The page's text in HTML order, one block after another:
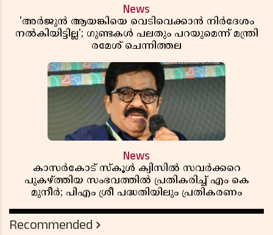
News
'അർജുൻ ആയങ്കിയെ വെടിവെക്കാൻ നിർദേശം
നൽകിയിട്ടില്ല'; ഗുണ്ടകൾ പലതും പറയുമെന്ന് മന്ത്രി
രമേശ് ചെന്നിത്തല
News
കാസർകോട് സ്കൂൾ ക്വിസിൽ സവർക്കറെ
പുകഴ്ത്തിയ സംഭവത്തിൽ പ്രതികരിച്ച് എം കെ
മുനീർ; പിഎം ശ്രീ പദ്ധതിയിലും പ്രതികരണം
Recommended